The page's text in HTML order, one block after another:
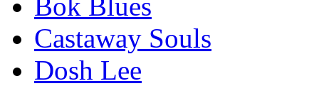
Bok Blues
Castaway Souls
Dosh Lee